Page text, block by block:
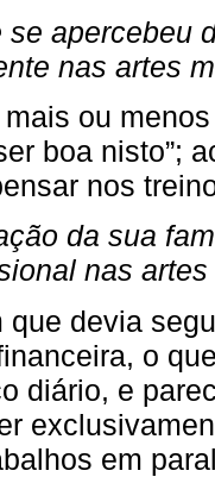
se apercebeu
nas artes
ou
boa nisto”;
nos
da sua
nas
que devia
o
diário, e
em